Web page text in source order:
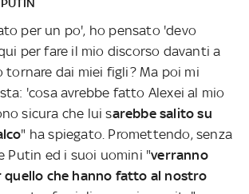
per un po', ho pensato 'devo
per fare il mio discorso davanti a
tornare dai miei figli? Ma poi mi
'cosa avrebbe fatto Alexei al mio
sicura che lui sarebbe salito su
" ha spiegato. Promettendo, senza
Putin ed i suoi uomini "verranno
quello che hanno fatto al nostro